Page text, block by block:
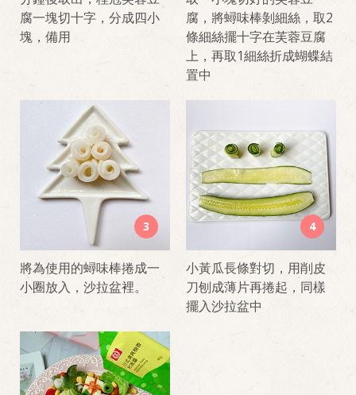
腐一塊切十字，分成四小
塊，備用
腐，將蟳味棒剝細絲，取2
條細絲擺十字在芙蓉豆腐
上，再取1細絲折成蝴蝶結
置中
3
將為使用的蟳味棒捲成一
小圈放入，沙拉盆裡。
4
小黃瓜長條對切，用削皮
刀刨成薄片再捲起，同樣
擺入沙拉盆中